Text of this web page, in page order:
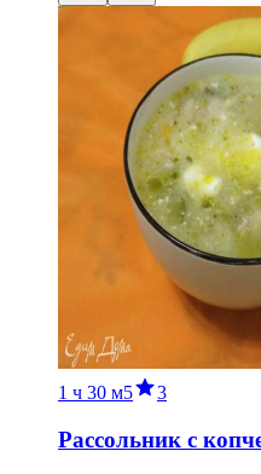
1 ч 30 м5 3
Рассольник с